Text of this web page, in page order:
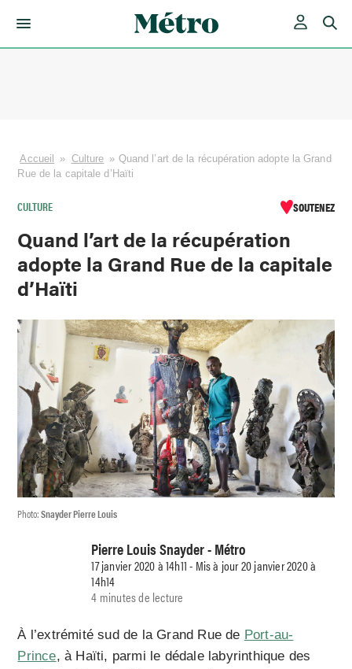
Accueil » Culture » Quand l’art de la récupération adopte la Grand
Rue de la capitale d’Haïti
CULTURE SOUTENEZ
Quand l’art de la récupération
adopte la Grand Rue de la capitale
d’Haïti
Photo:Snayder Pierre Louis
Pierre Louis Snayder - Métro
17 janvier 2020 à 14h11 - Mis à jour 20 janvier 2020 à
14h14
4 minutes de lecture
À l’extrémité sud de la Grand Rue de Port-au-
Prince, à Haïti, parmi le dédale labyrinthique des